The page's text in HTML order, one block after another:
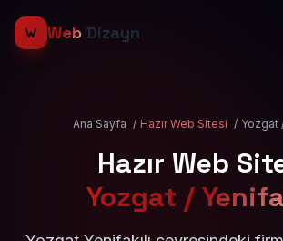
Web Dizayn
Ana Sayfa / Hazır Web Sitesi / Yozgat
Hazır Web
Yozgat /